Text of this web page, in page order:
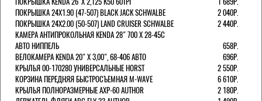
ПОКРЫШКА 24X1.90 (47-507) BLACK JACK SCHWALBE
2 040Р.
ПОКРЫШКА 24X2.00 (50-507) LAND CRUISER SCHWALBE
2 440Р.
КАМЕРА АНТИПРОКОЛЬНАЯ KENDA 28" 700 Х 28-45C
АВТО НИППЕЛЬ
658Р.
ВЕЛОКАМЕРА KENDA 20" Х 3,00", 68-406 АВТО
696Р.
КРЫЛЬЯ 00-170280 УНИВЕРСАЛЬНЫЕ HORST
2 550Р.
КОРЗИНА ПЕРЕДНЯЯ БЫСТРОСЪЕМНАЯ M-WAVE
6 610Р.
КРЫЛЬЯ ПОЛНОРАЗМЕРНЫЕ AXP-60 AUTHOR
2 180Р.